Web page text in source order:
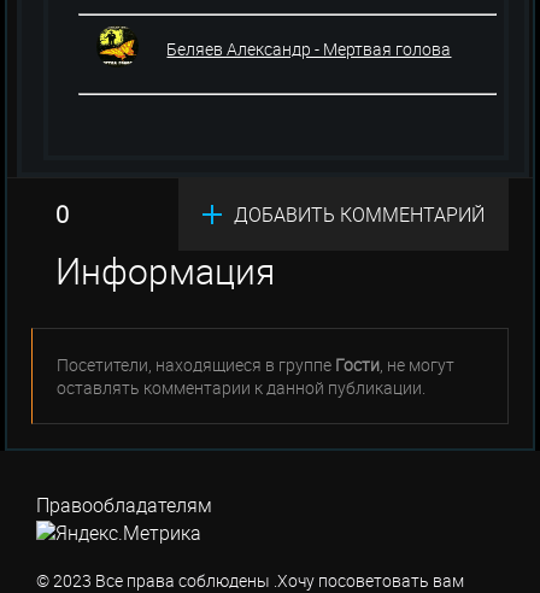
Беляев Александр - Мертвая голова
0 ДОБАВИТЬ КОММЕНТАРИЙ
Информация
Посетители, находящиеся в группе Гости, не могут
оставлять комментарии к данной публикации.
Правообладателям
© 2023 Все права соблюдены .Хочу посоветовать вам